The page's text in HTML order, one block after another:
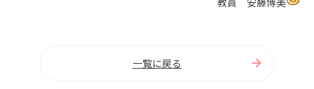
一覧に戻る